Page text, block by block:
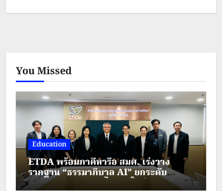
หน้าเซ็นทรัล เฟสติวัล เชียงใหม่ วันที่
ท่องเที่ยวแห่งประเทศไทย สำนักงาน
เชียงใหม่ และคณะกรรมการเข้าร่วม
ในการตัดสิน การจัดงานดังกล่าว
ต้องการคัดเลือกผู้ชนะ ประเภทผัด
กะเพราเนื้อ ภายใต้ธีม “Authentic
&…
You Missed
Education
ETDA พร้อมภาคีหารือ สมศ. เร่งวาง
รากฐาน “ธรรมาภิบาล AI” ยกระดับ
มาตรฐานการศึกษาไทยยุคใหม่